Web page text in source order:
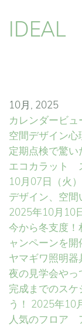
IDEAL
10月, 2025
カレンダービュ
空間デザイン心
定期点検で驚い
エコカラット
10月07日（火）
デザイン、空
2025年10月10
今から冬支度！
ャンペーンを開
ヤマギワ照明器
夜の見学会やっ
完成までのス
う！ 2025年10
人気のフロア